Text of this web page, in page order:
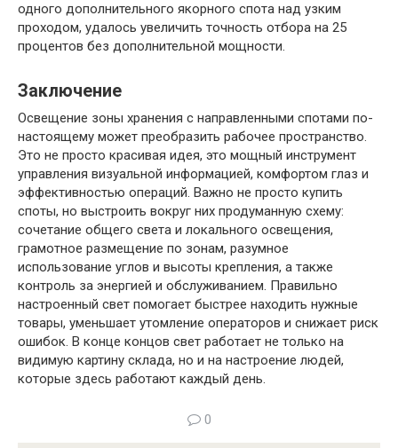
одного дополнительного якорного спота над узким
проходом, удалось увеличить точность отбора на 25
процентов без дополнительной мощности.
Заключение
Освещение зоны хранения с направленными спотами по-
настоящему может преобразить рабочее пространство.
Это не просто красивая идея, это мощный инструмент
управления визуальной информацией, комфортом глаз и
эффективностью операций. Важно не просто купить
споты, но выстроить вокруг них продуманную схему:
сочетание общего света и локального освещения,
грамотное размещение по зонам, разумное
использование углов и высоты крепления, а также
контроль за энергией и обслуживанием. Правильно
настроенный свет помогает быстрее находить нужные
товары, уменьшает утомление операторов и снижает риск
ошибок. В конце концов свет работает не только на
видимую картину склада, но и на настроение людей,
которые здесь работают каждый день.
0